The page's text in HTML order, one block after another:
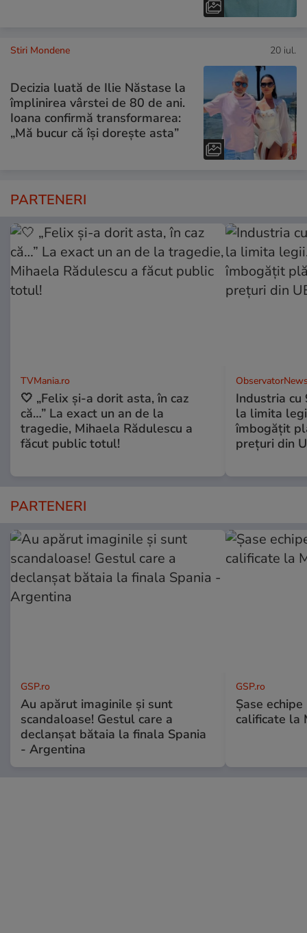
Stiri Mondene 20 iul.
Decizia luată de Ilie Năstase la
împlinirea vârstei de 80 de ani.
Ioana confirmă transformarea:
„Mă bucur că își dorește asta”
PARTENERI
TVMania.ro
🤍 „Felix și-a dorit asta, în caz
că…” La exact un an de la
tragedie, Mihaela Rădulescu a
făcut public totul!
Industria
la limita
îmbogăţit
preţuri din
PARTENERI
GSP.ro
Au apărut imaginile și sunt
scandaloase! Gestul care a
declanșat bătaia la finala Spania
- Argentina
GSP.ro
Șase
calificate la